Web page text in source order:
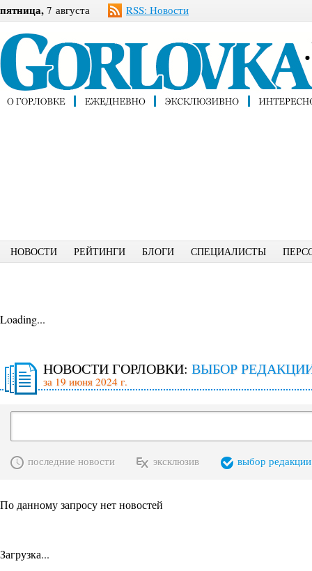
пятница, 7 августа RSS: Новости
НОВОСТИ РЕЙТИНГИ БЛОГИ СПЕЦИАЛИСТЫ
Loading...
НОВОСТИ ГОРЛОВКИ: ВЫБОР
за 19 июня 2024 г.
последние новости эксклюзив выбор редакции
По данному запросу нет новостей
Загрузка...